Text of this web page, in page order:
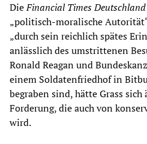
DieFinancial Times Deutschland
„politisch-moralische
„durch sein reichlich spätes
anlässlich des umstrittenen
Ronald Reagan und
einem Soldatenfriedhof in
begraben sind, hätte Grass
Forderung, die auch von
wird.